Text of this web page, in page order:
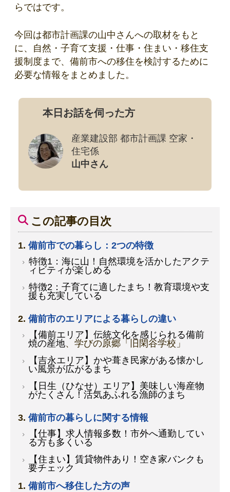
らではです。
今回は都市計画課の山中さんへの取材をもと
に、自然・子育て支援・仕事・住まい・移住支
援制度まで、備前市への移住を検討するために
必要な情報をまとめました。
本日お話を伺った方
産業建設部 都市計画課 空家・
住宅係
山中さん
この記事の目次
備前市での暮らし：2つの特徴
特徴1：海に山！自然環境を活かしたアクテ
ィビティが楽しめる
特徴2：子育てに適したまち！教育環境や支
援も充実している
備前市のエリアによる暮らしの違い
【備前エリア】伝統文化を感じられる備前
焼の産地、学びの原郷「旧閑谷学校」
【吉永エリア】かや葺き民家がある懐かし
い風景が広がるまち
【日生（ひなせ）エリア】美味しい海産物
がたくさん！活気あふれる漁師のまち
備前市の暮らしに関する情報
【仕事】求人情報多数！市外へ通勤してい
る方も多くいる
【住まい】賃貸物件あり！空き家バンクも
要チェック
備前市へ移住した方の声